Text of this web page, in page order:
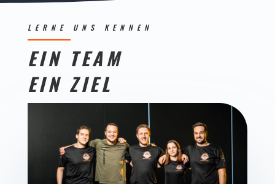
LERNE UNS KENNEN
EIN TEAM
EIN ZIEL